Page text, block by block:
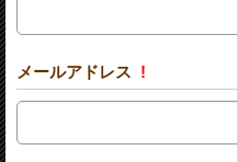
メールアドレス !